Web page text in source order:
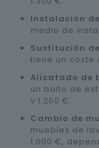
Instalación
medio de
Sustitución
tiene un coste
Alicatado de
un baño de
y 1.200 €.
Cambio de
muebles de
1.000 €,